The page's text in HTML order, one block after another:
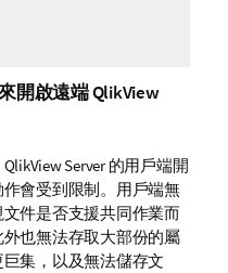
開啟遠端 QlikView
Server 的用戶端開
會受到限制。用戶端無
件是否支援共同作業而
也無法存取大部份的屬
集，以及無法儲存文